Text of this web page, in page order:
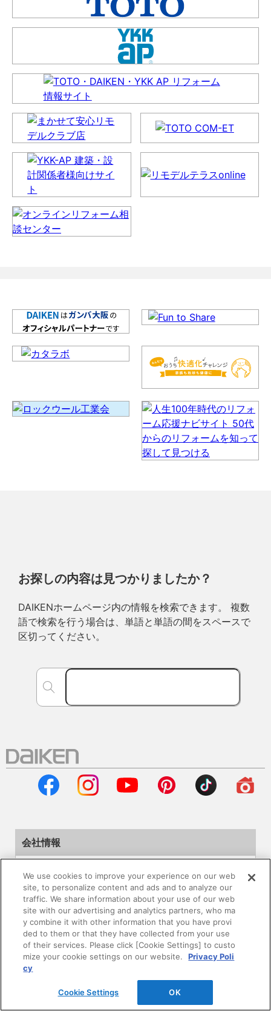
お探しの内容は見つかりましたか？
DAIKENホームページ内の情報を検索できます。 複数
語で検索を行う場合は、単語と単語の間をスペースで
区切ってください。
会社情報
サステナビリティ
採用情報
ニュースリリース
We use cookies to improve your experience on our web
site, to personalize content and ads and to analyze our
traffic. We share information about your use of our web
site with our advertising and analytics partners, who ma
y combine it with other information that you have provi
ded to them or that they have collected from your use
of their services. Please click [Cookie Settings] to custo
mize your cookie settings on our website.
Privacy Poli
cy
Cookie Settings OK